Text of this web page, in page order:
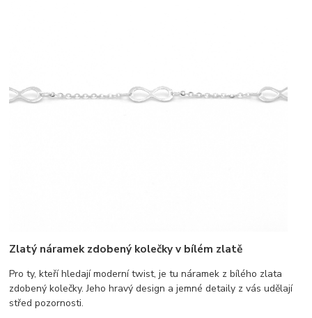
Zlatý náramek zdobený kolečky v bílém zlatě
Pro ty, kteří hledají moderní twist, je tu náramek z bílého zlata
zdobený kolečky. Jeho hravý design a jemné detaily z vás udělají
střed pozornosti.